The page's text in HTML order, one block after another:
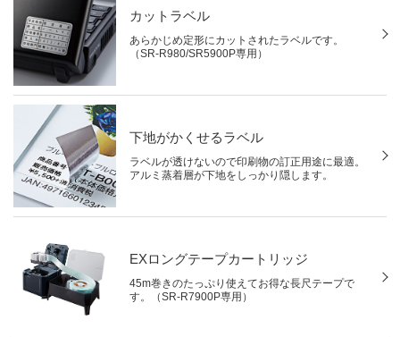
カットラベル
あらかじめ定形にカットされたラベルです。
（SR-R980/SR5900P専用）
下地がかくせるラベル
ラベルが透けないので印刷物の訂正用途に最適。
アルミ蒸着層が下地をしっかり隠します。
EXロングテープカートリッジ
45m巻きのたっぷり使えてお得な長尺テープで
す。（SR-R7900P専用）